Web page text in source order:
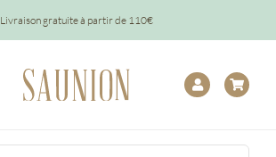
Livraison gratuite à partir de 110€